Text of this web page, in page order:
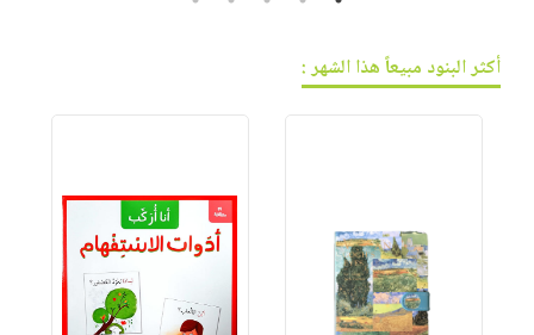
أكثر البنود مبيعاً هذا الشهر :